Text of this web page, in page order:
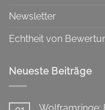
Newsletter
Echtheit von
Neueste Beiträge
Wolframringe: